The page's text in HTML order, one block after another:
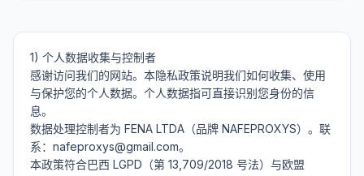
1) 个人数据收集与控制者
感谢访问我们的网站。本隐私政策说明我们如何收集、使用
与保护您的个人数据。个人数据指可直接识别您身份的信
息。
数据处理控制者为 FENA LTDA（品牌 NAFEPROXYS）。联
系：nafeproxys@gmail.com。
本政策符合巴西 LGPD（第 13,709/2018 号法）与欧盟